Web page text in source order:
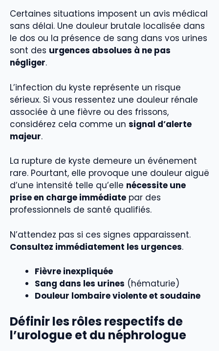
Certaines situations imposent un avis médical
sans délai. Une douleur brutale localisée dans
le dos ou la présence de sang dans vos urines
sont des urgences absolues à ne pas
négliger.
L’infection du kyste représente un risque
sérieux. Si vous ressentez une douleur rénale
associée à une fièvre ou des frissons,
considérez cela comme un signal d’alerte
majeur.
La rupture de kyste demeure un événement
rare. Pourtant, elle provoque une douleur aiguë
d’une intensité telle qu’elle nécessite une
prise en charge immédiate par des
professionnels de santé qualifiés.
N’attendez pas si ces signes apparaissent.
Consultez immédiatement les urgences.
Fièvre inexpliquée
Sang dans les urines (hématurie)
Douleur lombaire violente et soudaine
Définir les rôles respectifs de
l’urologue et du néphrologue